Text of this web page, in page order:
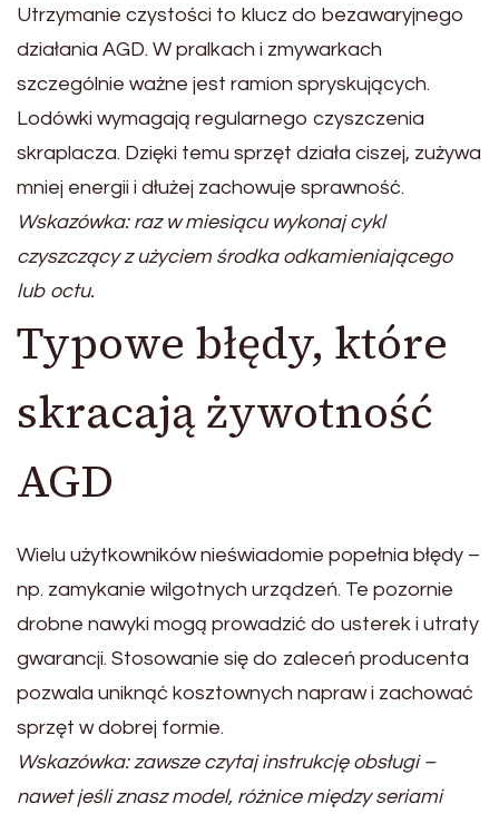
Utrzymanie czystości to klucz do bezawaryjnego
działania AGD. W pralkach i zmywarkach
szczególnie ważne jest ramion spryskujących.
Lodówki wymagają regularnego czyszczenia
skraplacza. Dzięki temu sprzęt działa ciszej, zużywa
mniej energii i dłużej zachowuje sprawność.
Wskazówka: raz w miesiącu wykonaj cykl
czyszczący z użyciem środka odkamieniającego
lub octu.
Typowe błędy, które
skracają żywotność
AGD
Wielu użytkowników nieświadomie popełnia błędy –
np. zamykanie wilgotnych urządzeń. Te pozornie
drobne nawyki mogą prowadzić do usterek i utraty
gwarancji. Stosowanie się do zaleceń producenta
pozwala uniknąć kosztownych napraw i zachować
sprzęt w dobrej formie.
Wskazówka: zawsze czytaj instrukcję obsługi –
nawet jeśli znasz model, różnice między seriami